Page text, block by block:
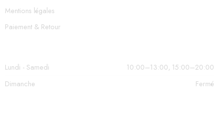
Mentions légales
Paiement & Retour
Lundi - Samedi
10:00–13:00, 15:00–20:00
Dimanche
Fermé